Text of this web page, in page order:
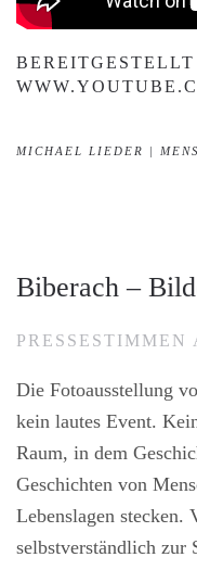
MICHAEL LIEDER |
Biberach –
PRESSESTIMMEN
Die Fotoausstellung
kein lautes Event.
Raum, in dem
Geschichten von
Lebenslagen
selbstverständlich zur